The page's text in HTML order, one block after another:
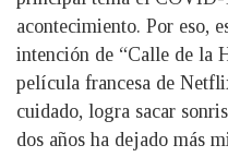
acontecimiento. Por eso,
intención de “Calle de la
película francesa de
cuidado, logra sacar
dos años ha dejado más